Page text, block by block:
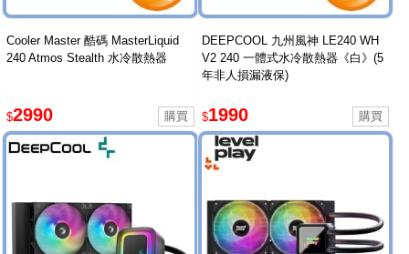
Cooler Master 酷碼 MasterLiquid
240 Atmos Stealth 水冷散熱器
$2990
DEEPCOOL 九州風神 LE240 WH
V2 240 一體式水冷散熱器《白》(5
年非人損漏液保)
$1990